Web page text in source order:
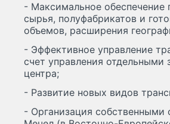
- Максимальное обеспечение
сырья, полуфабрикатов и
объемов, расширения
- Эффективное управление
счет управления отдельными
центра;
- Развитие новых видов
- Организация собственными